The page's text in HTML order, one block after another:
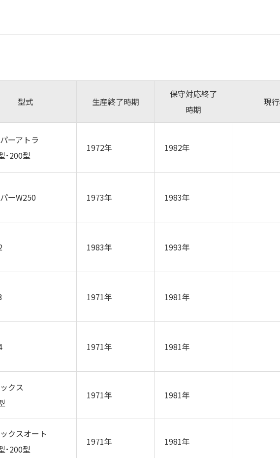
型式 生産終了時期
保守対応終了
時期
現
ーアトラ
･200型
1972年 1982年
ーW250 1973年 1983年
1983年 1993年
1971年 1981年
1971年 1981年
クス
1971年 1981年
クスオート
･200型
1971年 1981年